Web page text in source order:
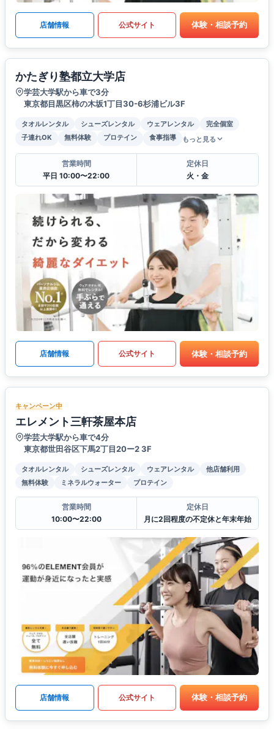
店舗情報 公式サイト 体験・相談予約
かたぎり塾都立大学店
学芸大学駅から車で3分
東京都目黒区柿の木坂1丁目30-6杉浦ビル3F
タオルレンタル シューズレンタル ウェアレンタル
完全個室
子連れOK
無料体験 プロテイン 食事指導 もっと見る
営業時間
平日 10:00〜22:00
定休日
火・金
店舗情報 公式サイト 体験・相談予約
キャンペーン中
エレメント三軒茶屋本店
学芸大学駅から車で4分
東京都世田谷区下馬2丁目20ー2 3F
タオルレンタル シューズレンタル ウェアレンタル
他店舗利用
無料体験
ミネラルウォーター プロテイン
営業時間
10:00〜22:00
定休日
月に2回程度の不定休と年末年始
店舗情報 公式サイト 体験・相談予約